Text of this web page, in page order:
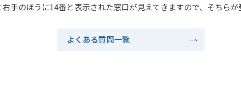
手のほうに14番と表示された窓口が見えてきますので、そちらが
よくある質問一覧